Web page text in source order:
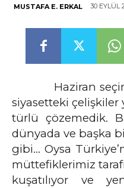
MUSTAFA E. ERKAL 30 EYLÜL
Haziran
siyasetteki çelişkiler
türlü çözemedik.
dünyada ve başka
gibi… Oysa
müttefiklerimiz
kuşatılıyor ve